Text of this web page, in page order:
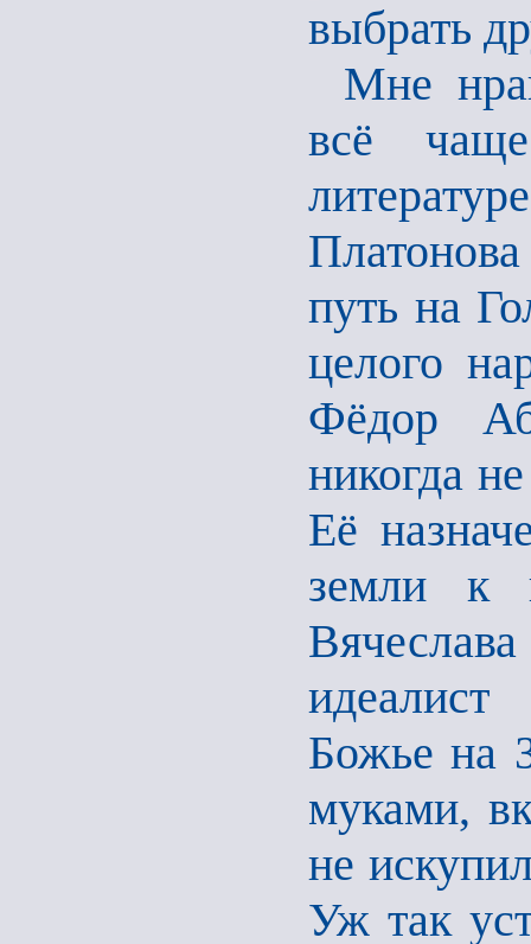
выбрать
Мне
всё
путь на
целого
Фёдор
никогда
Её
земли к
Божье на
муками,
не
Уж так